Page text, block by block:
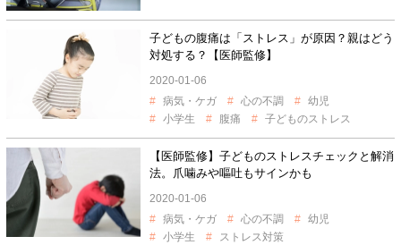
子どもの腹痛は「ストレス」が原因？親はどう
対処する？【医師監修】
2020-01-06
病気・ケガ
心の不調
幼児
小学生
腹痛 子どものストレス
【医師監修】子どものストレスチェックと解消
法。爪噛みや嘔吐もサインかも
2020-01-06
病気・ケガ
心の不調
幼児
小学生
ストレス対策